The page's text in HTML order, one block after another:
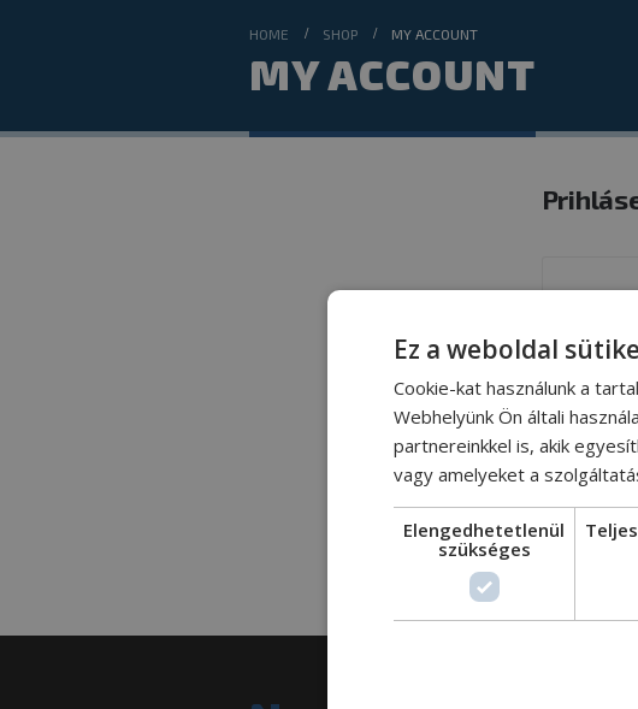
HOME SHOP MY ACCOUNT
MY ACCOUNT
Heslo*
Ez a weboldal
Cookie-kat használunk a
Webhelyünk Ön általi
partnereinkkel is, akik
vagy amelyeket a
Elengedhetetlenül
szükséges